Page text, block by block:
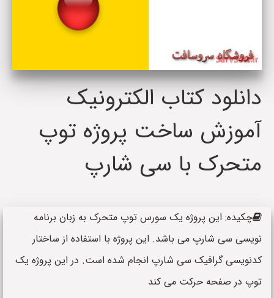
دانلود کتاب الکترونیک
آموزش ساخت پروژه توپ
متحرک با سی شارپ
چکیده: این پروژه یک سورس توپ متحرک به زبان برنامه
نویسی سی شارپ می باشد. این پروژه با استفاده از ساختار
کدنویسی گرافیک سی شارپ انجام شده است. در این پروژه یک
توپ در صفحه حرکت می کند